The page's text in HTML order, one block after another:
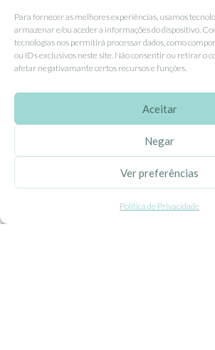
Para fornecer as melhores experiências, usamos
armazenar e/ou aceder a informações do dispositivo.
tecnologias nos permitirá processar dados, como
ou IDs exclusivos neste site. Não consentir ou retirar o
afetar negativamante certos recursos e funções.
Aceitar
Negar
Ver preferências
Política de Privacidade
Livro de Reclamações
Pagamentos
Entregas